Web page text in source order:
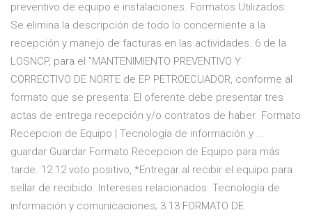
preventivo de equipo e instalaciones. Formatos Utilizados:
Se elimina la descripción de todo lo concerniente a la
recepción y manejo de facturas en las actividades. 6 de la
LOSNCP, para el "MANTENIMIENTO PREVENTIVO Y
CORRECTIVO DE NORTE de EP PETROECUADOR, conforme al
formato que se presenta: El oferente debe presentar tres
actas de entrega recepción y/o contratos de haber Formato
Recepcion de Equipo | Tecnología de información y ...
guardar Guardar Formato Recepcion de Equipo para más
tarde. 12 12 voto positivo, *Entregar al recibir el equipo para
sellar de recibido. Intereses relacionados. Tecnología de
información y comunicaciones; 3.13 FORMATO DE